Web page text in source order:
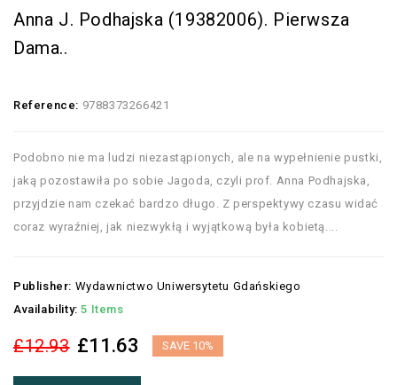
Anna J. Podhajska (19382006). Pierwsza
Dama..
Reference: 9788373266421
Podobno nie ma ludzi niezastąpionych, ale na wypełnienie pustki,
jaką pozostawiła po sobie Jagoda, czyli prof. Anna Podhajska,
przyjdzie nam czekać bardzo długo. Z perspektywy czasu widać
coraz wyraźniej, jak niezwykłą i wyjątkową była kobietą....
Publisher: Wydawnictwo Uniwersytetu Gdańskiego
Availability: 5 Items
£12.93 £11.63 SAVE 10%